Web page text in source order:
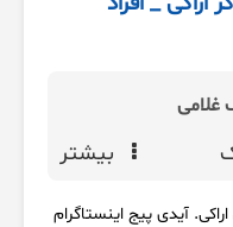
غلامی
بیشتر
آیدی پیج اینستاگرام